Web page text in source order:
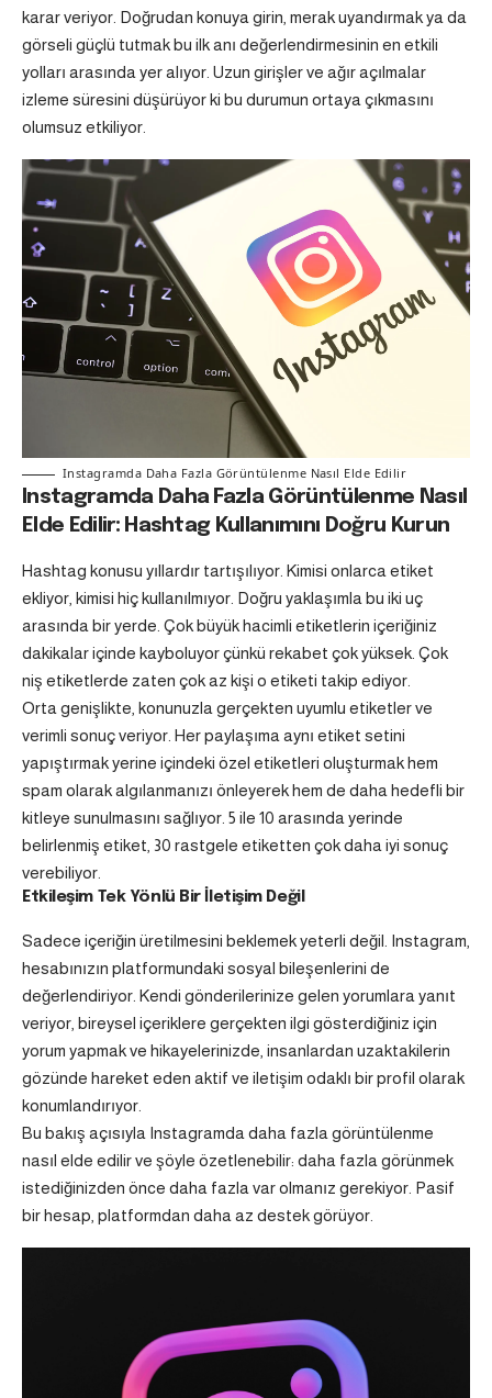
karar veriyor. Doğrudan konuya girin, merak uyandırmak ya da
görseli güçlü tutmak bu ilk anı değerlendirmesinin en etkili
yolları arasında yer alıyor. Uzun girişler ve ağır açılmalar
izleme süresini düşürüyor ki bu durumun ortaya çıkmasını
olumsuz etkiliyor.
Instagramda Daha Fazla Görüntülenme Nasıl Elde Edilir
Instagramda Daha Fazla Görüntülenme Nasıl
Elde Edilir: Hashtag Kullanımını Doğru Kurun
Hashtag konusu yıllardır tartışılıyor. Kimisi onlarca etiket
ekliyor, kimisi hiç kullanılmıyor. Doğru yaklaşımla bu iki uç
arasında bir yerde. Çok büyük hacimli etiketlerin içeriğiniz
dakikalar içinde kayboluyor çünkü rekabet çok yüksek. Çok
niş etiketlerde zaten çok az kişi o etiketi takip ediyor.
Orta genişlikte, konunuzla gerçekten uyumlu etiketler ve
verimli sonuç veriyor. Her paylaşıma aynı etiket setini
yapıştırmak yerine içindeki özel etiketleri oluşturmak hem
spam olarak algılanmanızı önleyerek hem de daha hedefli bir
kitleye sunulmasını sağlıyor. 5 ile 10 arasında yerinde
belirlenmiş etiket, 30 rastgele etiketten çok daha iyi sonuç
verebiliyor.
Etkileşim Tek Yönlü Bir İletişim Değil
Sadece içeriğin üretilmesini beklemek yeterli değil. Instagram,
hesabınızın platformundaki sosyal bileşenlerini de
değerlendiriyor. Kendi gönderilerinize gelen yorumlara yanıt
veriyor, bireysel içeriklere gerçekten ilgi gösterdiğiniz için
yorum yapmak ve hikayelerinizde, insanlardan uzaktakilerin
gözünde hareket eden aktif ve iletişim odaklı bir profil olarak
konumlandırıyor.
Bu bakış açısıyla Instagramda daha fazla görüntülenme
nasıl elde edilir ve şöyle özetlenebilir: daha fazla görünmek
istediğinizden önce daha fazla var olmanız gerekiyor. Pasif
bir hesap, platformdan daha az destek görüyor.